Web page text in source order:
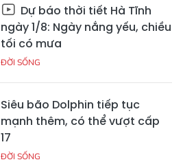
Dự báo thời tiết Hà Tĩnh
ngày 1/8: Ngày nắng yếu, chiều
tối có mưa
ĐỜI SỐNG
Siêu bão Dolphin tiếp tục
mạnh thêm, có thể vượt cấp
17
ĐỜI SỐNG